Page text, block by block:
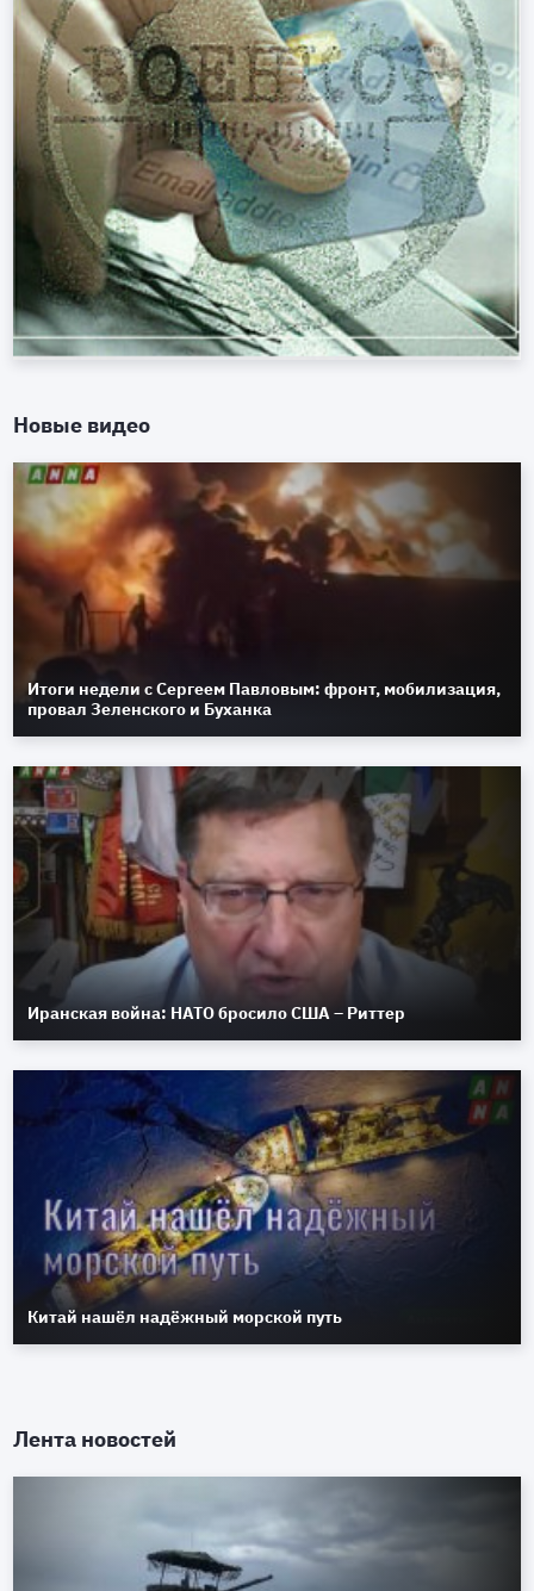
Новые видео
Итоги недели с Сергеем Павловым: фронт, мобилизация,
провал Зеленского и Буханка
Иранская война: НАТО бросило США – Риттер
Китай нашёл надёжный морской путь
Лента новостей